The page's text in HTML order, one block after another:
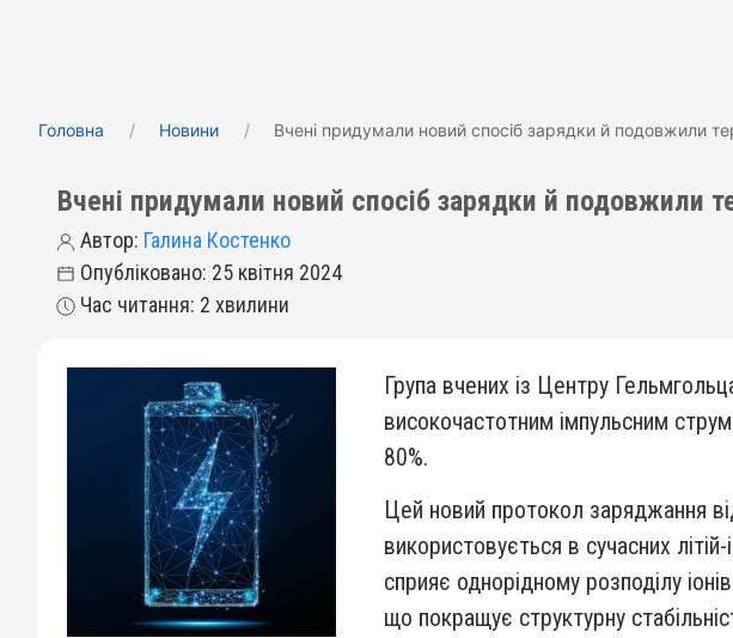
Головна Новини Вчені придумали новий спосіб зарядки й подовжили
Вчені придумали новий спосіб зарядки й подовжили
Автор: Галина Костенко
Опубліковано: 25 квітня 2024
Час читання: 2 хвилини
Група вчених із Центру
високочастотним імпульсним
80%.
Цей новий протокол заряджання
використовується в сучасних
сприяє однорідному розподілу
що покращує структурну